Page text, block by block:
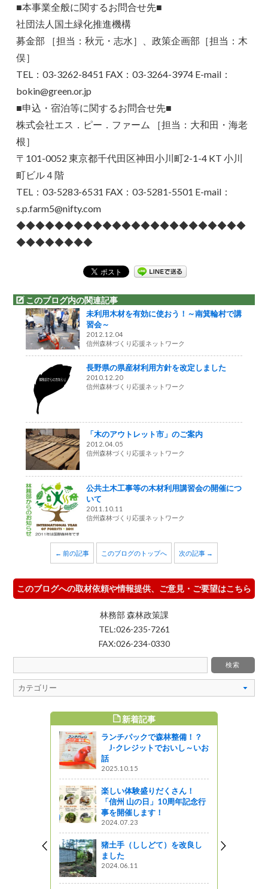
■本事業全般に関するお問合せ先■
社団法人国土緑化推進機構
募金部 ［担当：秋元・志水］、政策企画部［担当：木
俣］
TEL：03-3262-8451 FAX：03-3264-3974 E-mail：
bokin@green.or.jp
■申込・宿泊等に関するお問合せ先■
株式会社エス．ピー．ファーム ［担当：大和田・海老
根］
〒101-0052 東京都千代田区神田小川町2-1-4 KT 小川
町ビル４階
TEL：03-5283-6531 FAX：03-5281-5501 E-mail：
s.p.farm5@nifty.com
◆◆◆◆◆◆◆◆◆◆◆◆◆◆◆◆◆◆◆◆◆◆◆◆
◆◆◆◆◆◆◆◆
このブログ内の関連記事
未利用木材を有効に使おう！～南箕輪村で講
習会～
2012.12.04
信州森林づくり応援ネットワーク
長野県の県産材利用方針を改定しました
2010.12.20
信州森林づくり応援ネットワーク
「木のアウトレット市」のご案内
2012.04.05
信州森林づくり応援ネットワーク
公共土木工事等の木材利用講習会の開催につ
いて
2011.10.11
信州森林づくり応援ネットワーク
← 前の記事 このブログのトップへ 次の記事 →
このブログへの取材依頼や情報提供、ご意見・ご要望はこちら
林務部 森林政策課
TEL:026-235-7261
FAX:026-234-0330
新着記事
ランチパックで森林整備！？
J-クレジットでおいし～いお
話
2025.10.15
楽しい体験盛りだくさん！
「信州 山の日」10周年記念行
事を開催します！
2024.07.23
猪土手（ししどて）を改良し
ました
2024.06.11